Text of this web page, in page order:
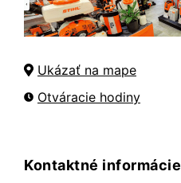
Ukázať na mape
Otváracie hodiny
Kontaktné informácie